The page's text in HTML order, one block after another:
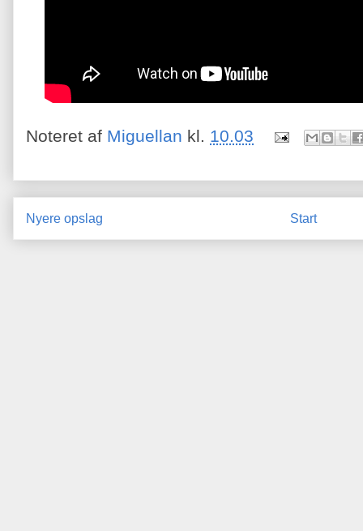
Noteret af Miguellan kl. 10.03
Nyere opslag Start